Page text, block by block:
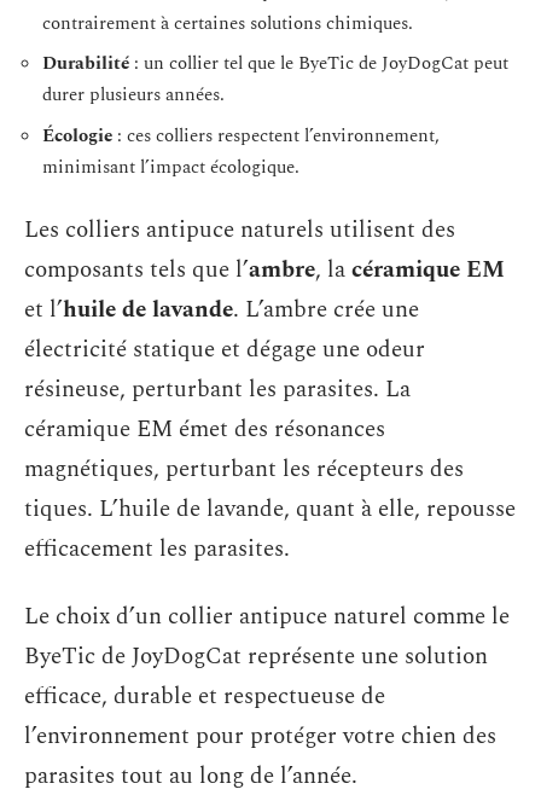
contrairement à certaines solutions chimiques.
Durabilité : un collier tel que le ByeTic de JoyDogCat peut
durer plusieurs années.
Écologie : ces colliers respectent l’environnement,
minimisant l’impact écologique.
Les colliers antipuce naturels utilisent des
composants tels que l’ambre, lacéramique EM
et l’huile de lavande. L’ambre crée une
électricité statique et dégage une odeur
résineuse, perturbant les parasites. La
céramique EM émet des résonances
magnétiques, perturbant les récepteurs des
tiques. L’huile de lavande, quant à elle, repousse
efficacement les parasites.
Le choix d’un collier antipuce naturel comme le
ByeTic de JoyDogCat représente une solution
efficace, durable et respectueuse de
l’environnement pour protéger votre chien des
parasites tout au long de l’année.